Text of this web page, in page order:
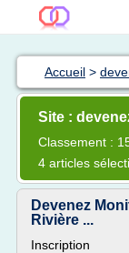
Accueil >
Site :
Classement :
4 articles
Devenez
Rivière ...
Inscription